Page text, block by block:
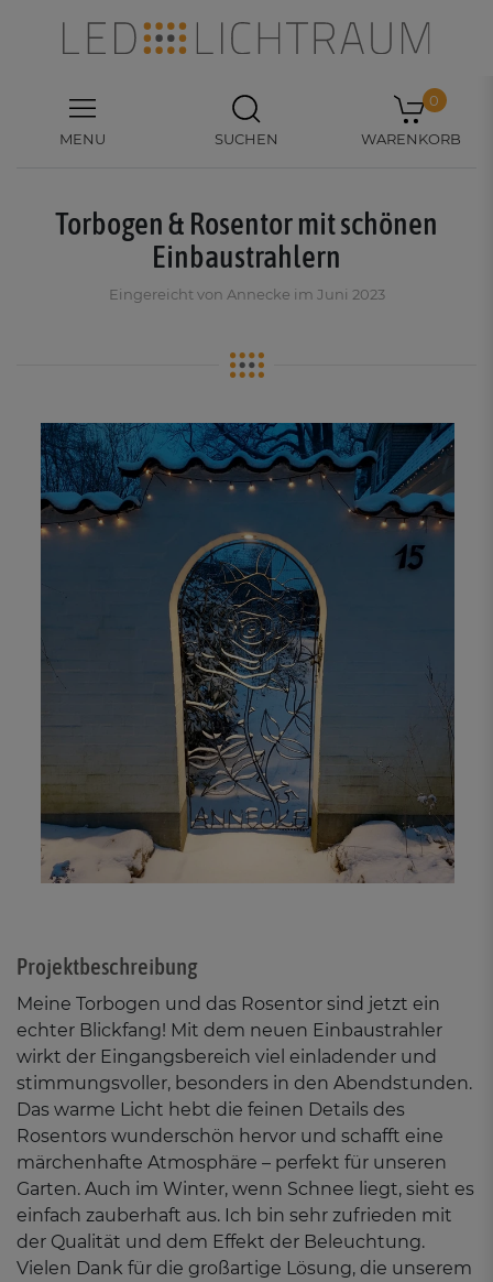
MENU SUCHEN
0
WARENKORB
Torbogen & Rosentor mit schönen
Einbaustrahlern
Eingereicht von Annecke im Juni 2023
Projektbeschreibung
Meine Torbogen und das Rosentor sind jetzt ein
echter Blickfang! Mit dem neuen Einbaustrahler
wirkt der Eingangsbereich viel einladender und
stimmungsvoller, besonders in den Abendstunden.
Das warme Licht hebt die feinen Details des
Rosentors wunderschön hervor und schafft eine
märchenhafte Atmosphäre – perfekt für unseren
Garten. Auch im Winter, wenn Schnee liegt, sieht es
einfach zauberhaft aus. Ich bin sehr zufrieden mit
der Qualität und dem Effekt der Beleuchtung.
Vielen Dank für die großartige Lösung, die unserem